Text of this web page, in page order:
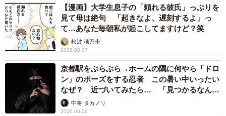
砂の中ではどうしている？
【漫画】大学生息子の「頼れる彼氏」っぷりを
見て母は絶句 「起きなよ、遅刻するよ」っ
て…あなた毎朝私が起こしてますけど？笑
松波 穂乃圭
2026.08.07
京都駅をぶらぶら→ホームの隅に何やら「ドロ
ン」のポーズをする忍者 この暑い中いったい
なぜ？ 近づいてみたら… 「見つかるなんて
未熟」中将 タカノリ
2026.08.06